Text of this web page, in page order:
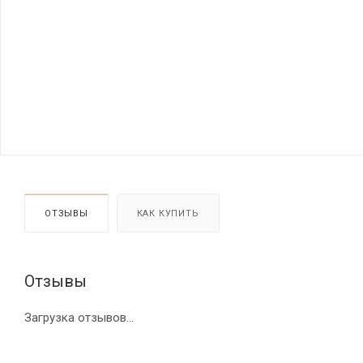
ОТЗЫВЫ КАК КУПИТЬ
Отзывы
Загрузка отзывов...